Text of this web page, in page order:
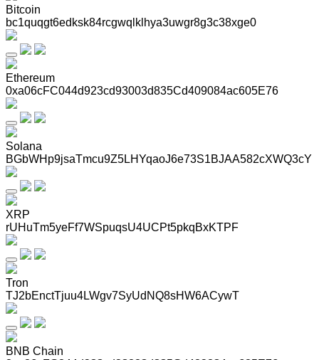
Bitcoin
bc1quqgt6edksk84rcgwqlklhya3uwgr8g3c38xge0
Ethereum
0xa06cFC044d923cd93003d835Cd409084ac605E76
Solana
BGbWHp9jsaTmcu9Z5LHYqaoJ6e73S1BJAA582cXWQ3cY
XRP
rUHuTm5yeFf7WSpuqsU4UCPt5pkqBxKTPF
Tron
TJ2bEnctTjuu4LWgv7SyUdNQ8sHW6ACywT
BNB Chain